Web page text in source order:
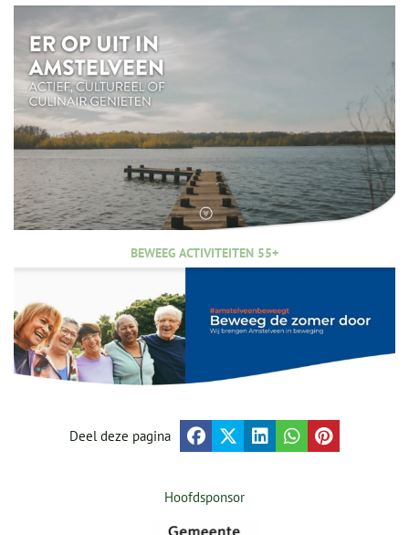
BEWEEG ACTIVITEITEN 55+
Deel deze pagina
Hoofdsponsor